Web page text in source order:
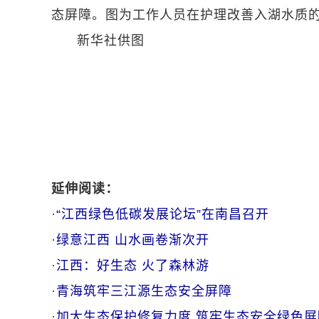
态屏障。图为工作人员在护理改善入湖水质
新华社供图
延伸阅读：
·“江西绿色低碳发展论坛”在南昌召开
·绿意江西 山水画卷渐次开
· 江西：好生态 火了森林游
· 青海筑牢三江源生态安全屏障